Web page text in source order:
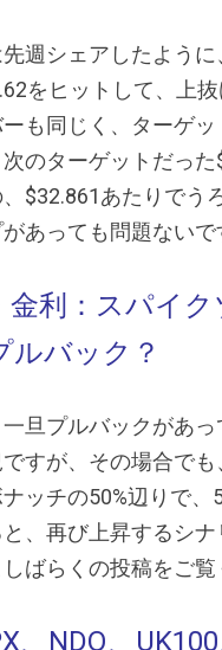
週シェアしたよう
をヒットして、上
も同じく、ターゲッ
のターゲットだった
$32.861あたりでう
あっても問題ないで
金利：スパイク
ルバック？
旦プルバックがあっ
すが、その場合でも
ッチの50%辺りで、
、再び上昇するシナ
ばらくの投稿をご覧
、NDQ、UK100